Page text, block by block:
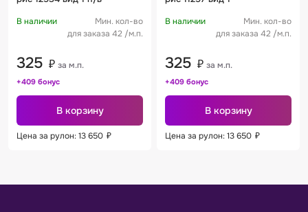
В наличии
Мин. кол-во
для заказа 42 /м.п.
325 ₽ за м.п.
+409 бонус
В корзину
Цена за рулон: 13 650 ₽
В наличии
Мин. кол-во
для заказа 42 /м.п.
325 ₽ за м.п.
+409 бонус
В корзину
Цена за рулон: 13 650 ₽